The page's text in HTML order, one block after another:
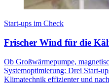
Start-ups im Check
Frischer Wind für die
Ob Großwärmepumpe,
Systemoptimierung: Drei Start-
Klimatechnik effizienter und